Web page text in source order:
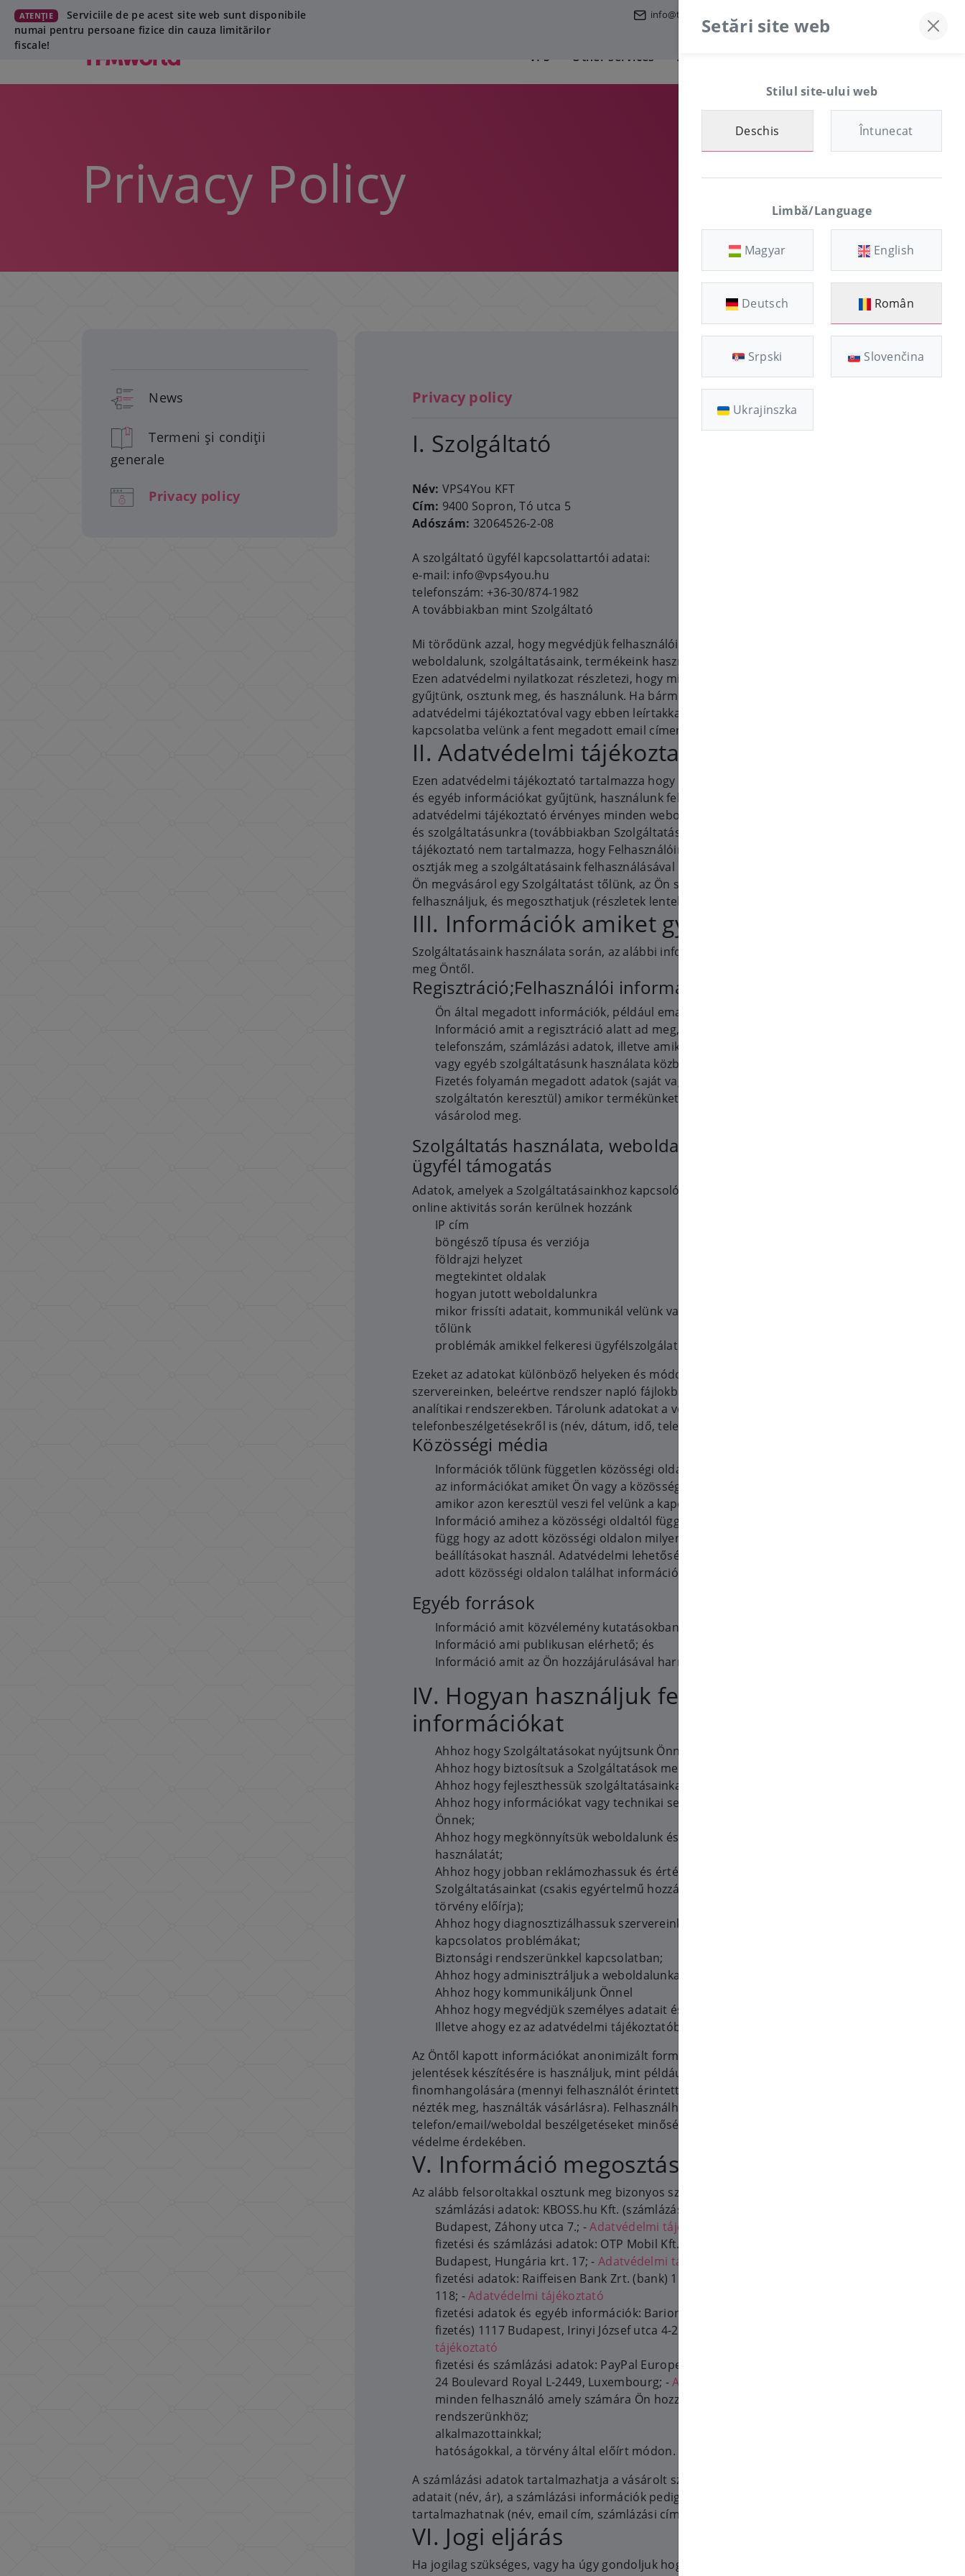
Setări site web
Stilul site-ului web
Deschis Întunecat
Limbă/Language
Magyar English
Deutsch Român
Srpski Slovenčina
Ukrajinszka
ATENȚIE
Serviciile de pe acest site web sunt disponibile
numai pentru persoane fizice din cauza limitărilor
fiscale!
info@tfmworld.hu
VPS Other services Information
Privacy Policy
News
Termeni și condiții
generale
Privacy policy
Privacy policy
I. Szolgáltató
Név: VPS4You KFT
Cím: 9400 Sopron, Tó utca 5
Adószám: 32064526-2-08
A szolgáltató ügyfél kapcsolattartói adatai:
e-mail: info@vps4you.hu
telefonszám: +36-30/874-1982
A továbbiakban mint Szolgáltató
Mi törődünk azzal, hogy megvédjük felhasználóink (ügyfeleink illetve
weboldalunk, szolgáltatásaink, termékeink használói) személyes adatait.
Ezen adatvédelmi nyilatkozat részletezi, hogy milyen személyes adatokat
gyűjtünk, osztunk meg, és használunk. Ha bármi kérdése van ezen
adatvédelmi tájékoztatóval vagy ebben leírtakkal kapcsolatban, lépjen
kapcsolatba velünk a fent megadott email címen.
II. Adatvédelmi tájékoztató tartalma
Ezen adatvédelmi tájékoztató tartalmazza hogy Öntől milyen személyes
és egyéb információkat gyűjtünk, használunk fel, és osztunk meg. Ez az
adatvédelmi tájékoztató érvényes minden weboldalunkra, termékünkre
és szolgáltatásunkra (továbbiakban Szolgáltatások). Ez az adatvédelmi
tájékoztató nem tartalmazza, hogy Felhasználóink miként használják vagy
osztják meg a szolgáltatásaink felhasználásával szerzett adatokat. Amikor
Ön megvásárol egy Szolgáltatást tőlünk, az Ön személyes adatait elkérjük,
felhasználjuk, és megoszthatjuk (részletek lentebb).
III. Információk amiket gyűjtünk
Szolgáltatásaink használata során, az alábbi információkat szerezhetjük
meg Öntől.
Regisztráció;Felhasználói információk
Ön által megadott információk, például email cím ha megadja;
Információ amit a regisztráció alatt ad meg, például név, email cím,
telefonszám, számlázási adatok, illetve amikor telefonon, emailben,
vagy egyéb szolgáltatásunk használata közben ad meg nekünk;
Fizetés folyamán megadott adatok (saját vagy egyéb fizetési
szolgáltatón keresztül) amikor termékünket vagy szolgáltatásunkat
vásárolod meg.
Szolgáltatás használata, weboldal megtekintése,
ügyfél támogatás
Adatok, amelyek a Szolgáltatásainkhoz kapcsolódó weboldalakon történő
online aktivitás során kerülnek hozzánk
IP cím
böngésző típusa és verziója
földrajzi helyzet
megtekintet oldalak
hogyan jutott weboldalunkra
mikor frissíti adatait, kommunikál velünk vagy rendel szolgáltatást
tőlünk
problémák amikkel felkeresi ügyfélszolgálatunkat
Ezeket az adatokat különböző helyeken és módokon tároljuk
szervereinken, beleértve rendszer napló fájlokban, adatbázisokban és
analítikai rendszerekben. Tárolunk adatokat a velünk történt
telefonbeszélgetésekről is (név, dátum, idő, telefonszám).
Közösségi média
Információk tőlünk független közösségi oldalaktól, beleértve azokat
az információkat amiket Ön vagy a közösségi oldal ad át nekünk
amikor azon keresztül veszi fel velünk a kapcsolatot.
Információ amihez a közösségi oldaltól függően hozzáférünk, az attól
függ hogy az adott közösségi oldalon milyen adatvédelmi
beállításokat használ. Adatvédelmi lehetőségekről és beállításokról az
adott közösségi oldalon találhat információt.
Egyéb források
Információ amit közvélemény kutatásokban ad meg számunkra;
Információ ami publikusan elérhető; és
Információ amit az Ön hozzájárulásával harmadik féltől kaphatunk
IV. Hogyan használjuk fel az
információkat
Ahhoz hogy Szolgáltatásokat nyújtsunk Önnek;
Ahhoz hogy biztosítsuk a Szolgáltatások megfelelő működését;
Ahhoz hogy fejleszthessük szolgáltatásainkat;
Ahhoz hogy információkat vagy technikai segítséget nyújthassunk
Önnek;
Ahhoz hogy megkönnyítsük weboldalunk és Szolgáltatásaink
használatát;
Ahhoz hogy jobban reklámozhassuk és értékesíthessük a
Szolgáltatásainkat (csakis egyértelmű hozzájárulás esetén, ahogy a
törvény előírja);
Ahhoz hogy diagnosztizálhassuk szervereinkkel és Szolgáltatásainkkal
kapcsolatos problémákat;
Biztonsági rendszerünkkel kapcsolatban;
Ahhoz hogy adminisztráljuk a weboldalunkat
Ahhoz hogy kommunikáljunk Önnel
Ahhoz hogy megvédjük személyes adatait és szolgáltatásait;
Illetve ahogy ez az adatvédelmi tájékoztatóban le van írva.
Az Öntől kapott információkat anonimizált formában statisztikák,
jelentések készítésére is használjuk, mint például hirdetési kampány
finomhangolására (mennyi felhasználót érintett, hányan kattintottak rá,
nézték meg, használták vásárlásra). Felhasználhatjuk még a rögzített
telefon/email/weboldal beszélgetéseket minőségbiztosítási, és Önmagunk
védelme érdekében.
V. Információ megosztás
Az alább felsoroltakkal osztunk meg bizonyos személyes információkat:
számlázási adatok: KBOSS.hu Kft. (számlázás, számla kiállítás) 1031
Budapest, Záhony utca 7.; -Adatvédelmi tájékoztató
fizetési és számlázási adatok: OTP Mobil Kft. (kártyás fizetés) 1143
Budapest, Hungária krt. 17; -Adatvédelmi tájékoztató
fizetési adatok: Raiffeisen Bank Zrt. (bank) 1133 Budapest, Váci út 116-
118; -Adatvédelmi tájékoztató
fizetési adatok és egyéb információk: Barion Payment Zrt (kártyás
fizetés) 1117 Budapest, Irinyi József utca 4-20.; -
tájékoztató
fizetési és számlázási adatok: PayPal Europe S.à.r.l. et Cie, S.C.A. - 22-
24 Boulevard Royal L-2449, Luxembourg; -Adatvédelmi tájékoztató
minden felhasználó amely számára Ön hozzáférést ad
rendszerünkhöz;
alkalmazottainkkal;
hatóságokkal, a törvény által előírt módon.
A számlázási adatok tartalmazhatja a vásárolt szolgáltatás vagy termék
adatait (név, ár), a számlázási információk pedig felhasználó adatokat
tartalmazhatnak (név, email cím, számlázási cím, telefonszám).
VI. Jogi eljárás
Ha jogilag szükséges, vagy ha úgy gondoljuk hogy ez mindenképp